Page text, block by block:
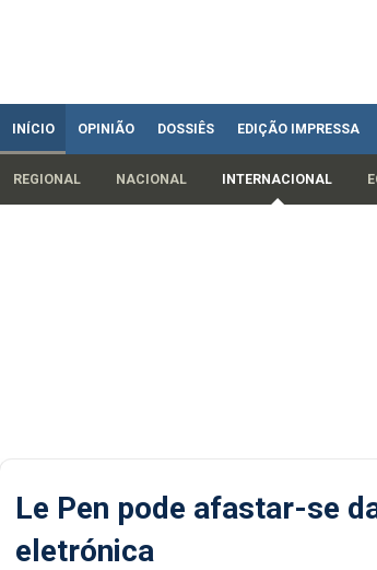
INÍCIO OPINIÃO DOSSIÊS EDIÇÃO IMPRESSA
REGIONAL NACIONAL INTERNACIONAL
Le Pen pode afastar-se
eletrónica